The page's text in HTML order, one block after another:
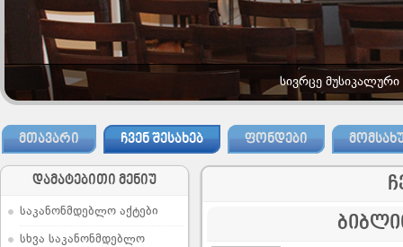
სივრცე
ᲛᲗᲐᲕᲐᲠᲘ ᲩᲕᲔᲜ ᲨᲔᲡᲐᲮᲔᲑ ᲤᲝᲜᲓᲔᲑᲘ
დამატებითი მენიუ
საკანონმდებლო აქტები
სხვა საკანონმდებლო